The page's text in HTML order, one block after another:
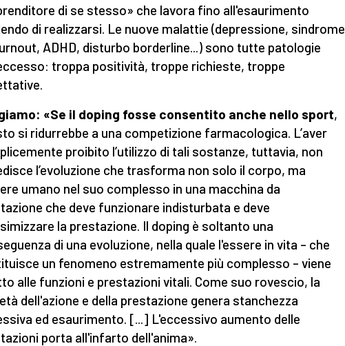
di se stesso» che lavora fino all'esaurimento
di realizzarsi. Le nuove malattie (depressione, sindrome
ADHD, disturbo borderline...) sono tutte patologie
troppa positività, troppe richieste, troppe
«Se il doping fosse consentito anche nello sport,
si ridurrebbe a una competizione farmacologica. L’aver
proibito l’utilizzo di tali sostanze, tuttavia, non
l’evoluzione che trasforma non solo il corpo, ma
umano nel suo complesso in una macchina da
che deve funzionare indisturbata e deve
la prestazione. Il doping è soltanto una
di una evoluzione, nella quale l'essere in vita – che
un fenomeno estremamente più complesso – viene
alle funzioni e prestazioni vitali. Come suo rovescio, la
dell'azione e della prestazione genera stanchezza
ed esaurimento. [...] L'eccessivo aumento delle
porta all'infarto dell'anima».